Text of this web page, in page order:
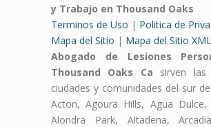
y Trabajo en Thousand Oaks
Terminos de Uso | Politica de
Mapa del Sitio | Mapa del Sitio XML
Abogado de Lesiones
Thousand Oaks Ca sirven las
ciudades y comunidades del sur
Acton, Agoura Hills, Agua Dulce,
Alondra Park, Altadena,